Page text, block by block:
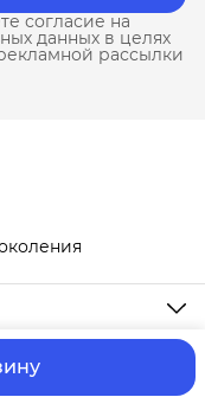
согласие на
данных в целях
рассылки